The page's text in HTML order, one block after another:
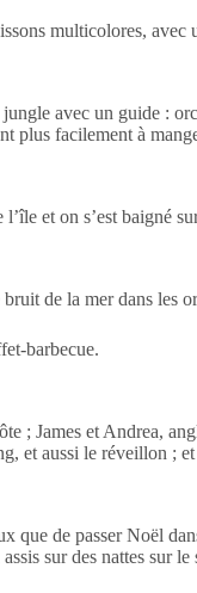
multicolores, avec
avec un guide :
plus facilement à
et on s’est baigné
bruit de la mer dans les
barbecue.
; James et Andrea,
et aussi le réveillon ;
que de passer Noël
sur des nattes sur